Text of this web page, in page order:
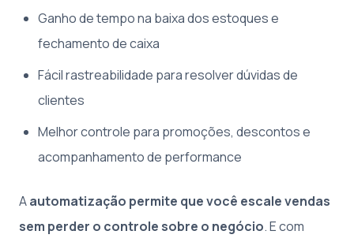
Ganho de tempo na baixa dos estoques e
fechamento de caixa
Fácil rastreabilidade para resolver dúvidas de
clientes
Melhor controle para promoções, descontos e
acompanhamento de performance
Aautomatização permite que você escale vendas
sem perder o controle sobre o negócio. E com